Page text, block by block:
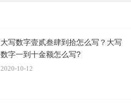
大写数字壹贰叁肆到拾怎么写？大写
数字一到十金额怎么写?
2020-10-12